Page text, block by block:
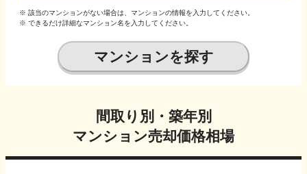
※ 該当のマンションがない場合は、マンションの情報を入力してください。
※ できるだけ詳細なマンション名を入力してください。
マンションを探す
間取り別・築年別
マンション売却価格相場